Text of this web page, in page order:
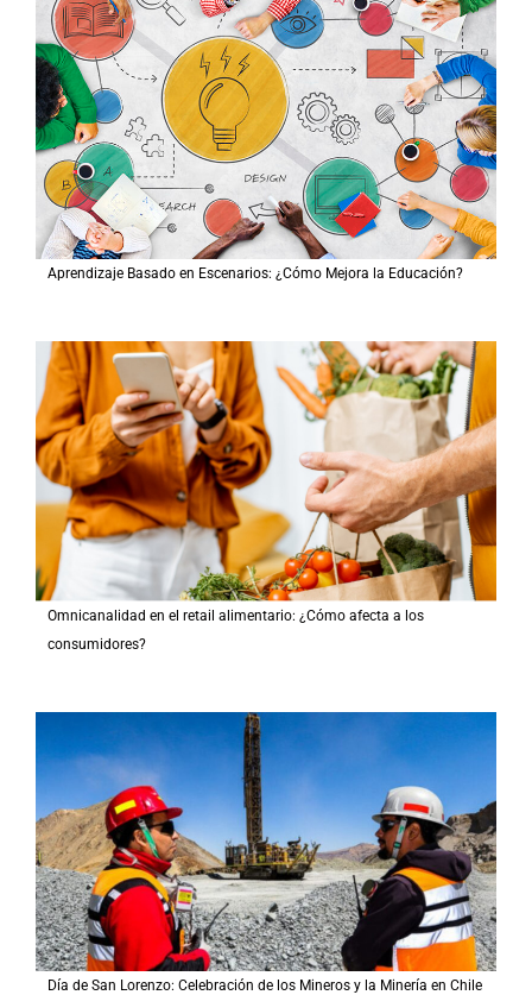
Aprendizaje Basado en Escenarios: ¿Cómo Mejora la Educación?
Omnicanalidad en el retail alimentario: ¿Cómo afecta a los
consumidores?
Día de San Lorenzo: Celebración de los Mineros y la Minería en Chile